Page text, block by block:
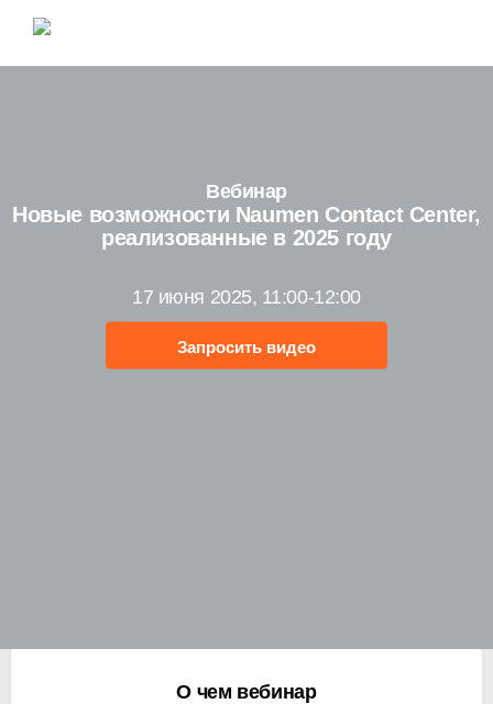
Вебинар
Новые возможности Naumen Contact Center,
реализованные в 2025 году
17 июня 2025, 11:00-12:00
Запросить видео
О чем вебинар